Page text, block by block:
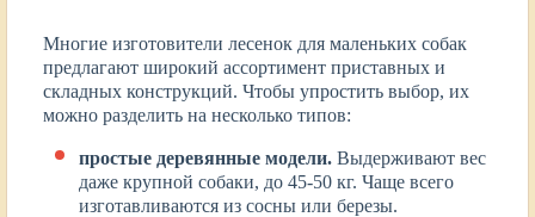
Многие изготовители лесенок для маленьких собак
предлагают широкий ассортимент приставных и
складных конструкций. Чтобы упростить выбор, их
можно разделить на несколько типов:
простые деревянные модели. Выдерживают вес
даже крупной собаки, до 45-50 кг. Чаще всего
изготавливаются из сосны или березы.